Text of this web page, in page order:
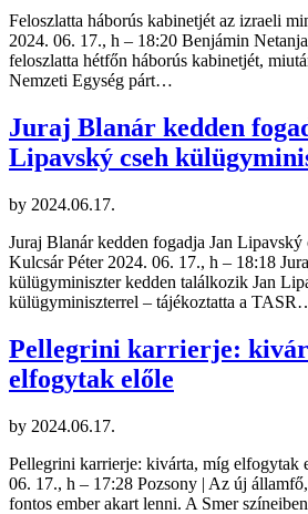
Feloszlatta háborús kabinetjét az izraeli
2024. 06. 17., h – 18:20 Benjámin
feloszlatta hétfőn háborús kabinetjét,
Nemzeti Egység párt…
Juraj Blanár kedden
Lipavský cseh
by 2024.06.17.
Juraj Blanár kedden fogadja Jan
Kulcsár Péter 2024. 06. 17., h – 18:18
külügyminiszter kedden találkozik Jan
külügyminiszterrel – tájékoztatta a
Pellegrini karrierje:
elfogytak előle
by 2024.06.17.
Pellegrini karrierje: kivárta, míg elfogytak
06. 17., h – 17:28 Pozsony | Az új
fontos ember akart lenni. A Smer